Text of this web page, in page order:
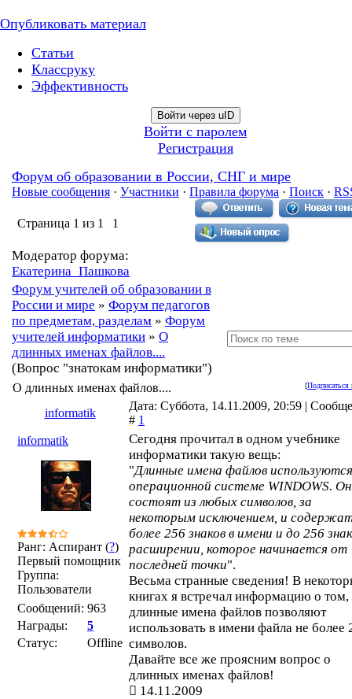
Опубликовать материал
Статьи
Классруку
Эффективность
Войти через uID
Войти с паролем
Регистрация
Форум об образовании в России, СНГ и мире
Новые сообщения · Участники · Правила форума · Поиск ·
Страница 1 из 1 1
Модератор форума:
Екатерина_Пашкова
Форум учителей об образовании в
России и мире » Форум педагогов
по предметам, разделам » Форум
учителей информатики » О
длинных именах файлов....
(Вопрос "знатокам информатики")
[Подписаться
О длинных именах файлов....
informatik
Дата: Суббота, 14.11.2009, 20:59 |
# 1
informatik
Ранг: Аспирант (?)
Первый помощник
Группа:
Пользователи
Сообщений: 963
Награды:
5
Статус:
Offline
Сегодня прочитал в одном учебнике
информатики такую вещь:
"Длинные имена файлов
операционной системе WINDOWS.
состоят из любых символов, за
некоторым исключением, и
более 256 знаков в имени и до 256
расширении, которое начинается от
последней точки".
Весьма странные сведения! В
книгах я встречал информацию о том,
длинные имена файлов позволяют
использовать в имени файла не более
символов.
Давайте все же проясним вопрос о
длинных именах файлов!
14.11.2009